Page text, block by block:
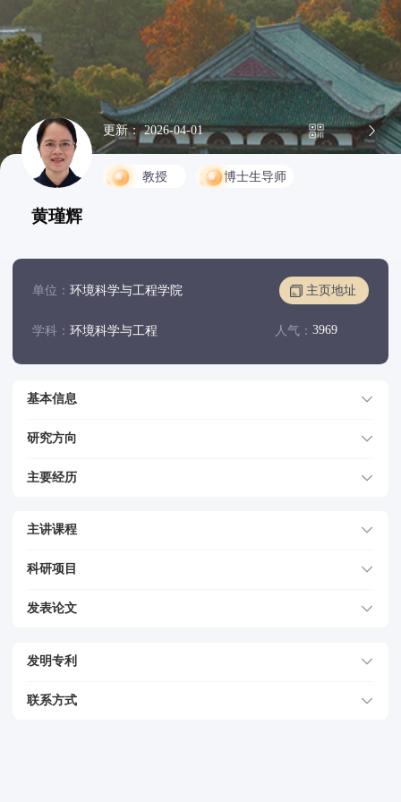
黄瑾辉
更新： 2026-04-01
教授 博士生导师
单位： 环境科学与工程学院 主页地址
学科： 环境科学与工程 人气：3969
基本信息
研究方向
主要经历
主讲课程
科研项目
发表论文
发明专利
联系方式